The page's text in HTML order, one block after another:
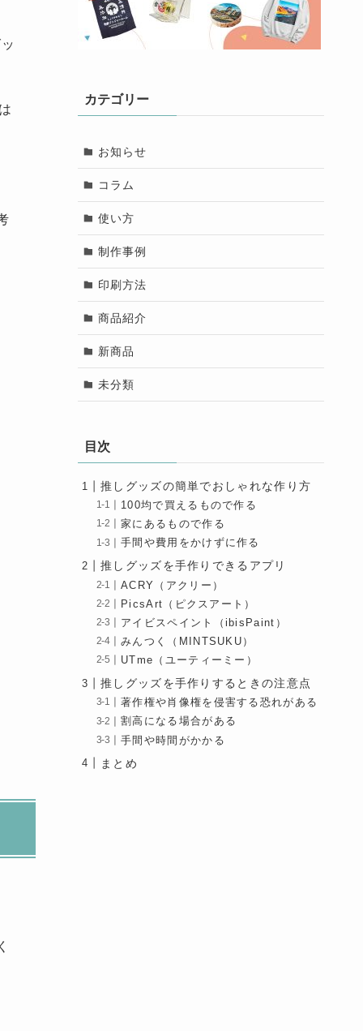
カテゴリー
お知らせ
コラム
使い方
制作事例
印刷方法
商品紹介
新商品
未分類
目次
推しグッズの簡単でおしゃれな作り方
100均で買えるもので作る
家にあるもので作る
手間や費用をかけずに作る
推しグッズを手作りできるアプリ
ACRY（アクリー）
PicsArt（ピクスアート）
アイビスペイント（ibisPaint）
みんつく（MINTSUKU）
UTme（ユーティーミー）
推しグッズを手作りするときの注意点
著作権や肖像権を侵害する恐れがある
割高になる場合がある
手間や時間がかかる
まとめ